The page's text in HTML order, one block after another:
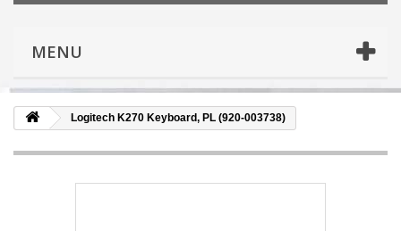
MENU
Logitech K270 Keyboard, PL (920-003738)